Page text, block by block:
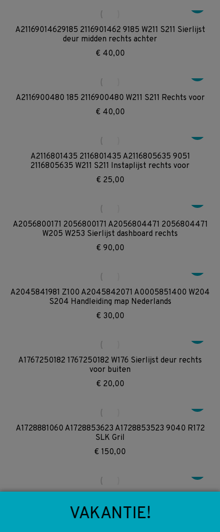
A21169014629185 2116901462 9185 W211 S211 Sierlijst
deur midden rechts achter
€ 40,00
A2116900480 185 2116900480 W211 S211 Rechts voor
€ 40,00
A2116801435 2116801435 A2116805635 9051
2116805635 W211 S211 Instaplijst rechts voor
€ 25,00
A2056800171 2056800171 A2056804471 2056804471
W205 W253 Sierlijst dashboard rechts
€ 90,00
A2045841981 Z100 A2045842071 A0005851400 W204
S204 Handleiding map Nederlands
€ 30,00
A1767250182 1767250182 W176 Sierlijst deur rechts
voor buiten
€ 20,00
A1728881060 A1728853623 A1728853523 9040 R172
SLK Gril
€ 150,00
€ 20,00
VAKANTIE!